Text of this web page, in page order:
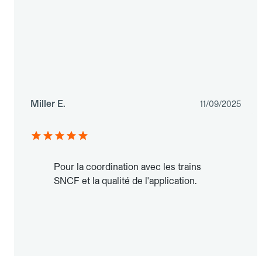
Miller E. 11/09/2025
Pour la coordination avec les trains
SNCF et la qualité de l'application.